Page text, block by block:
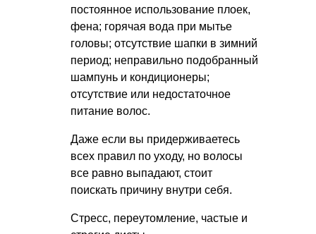
постоянное использование плоек,
фена; горячая вода при мытье
головы; отсутствие шапки в зимний
период; неправильно подобранный
шампунь и кондиционеры;
отсутствие или недостаточное
питание волос.
Даже если вы придерживаетесь
всех правил по уходу, но волосы
все равно выпадают, стоит
поискать причину внутри себя.
Стресс, переутомление, частые и